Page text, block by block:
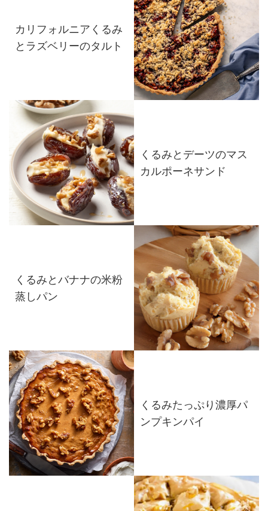
カリフォルニアくるみ
とラズベリーのタルト
くるみとデーツのマス
カルポーネサンド
くるみとバナナの米粉
蒸しパン
くるみたっぷり濃厚パ
ンプキンパイ